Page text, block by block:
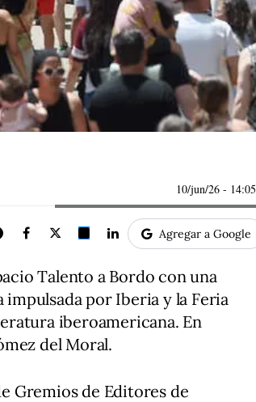
10/jun/26 - 14:05
Agregar a Google
Talento a Bordo con una
por Iberia y la Feria
iberoamericana. En
del Moral.
Gremios de Editores de